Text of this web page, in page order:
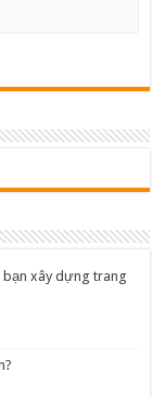
bạn xây dựng trang